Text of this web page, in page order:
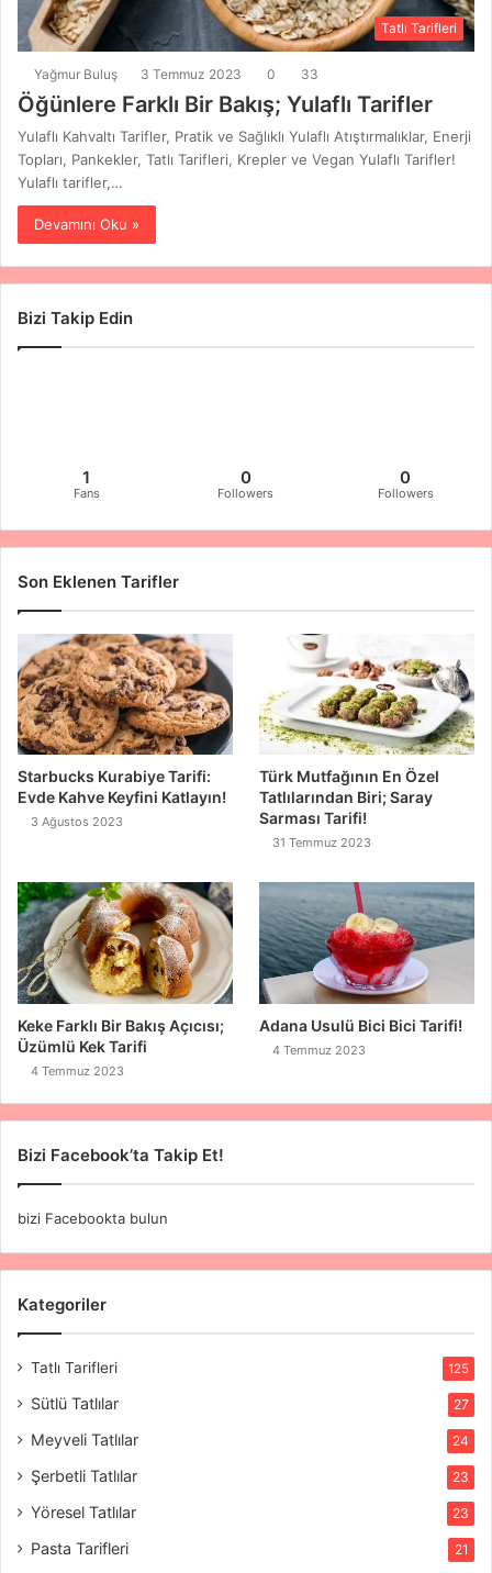
Tatlı Tarifleri
Yağmur Buluş 3 Temmuz 2023 0 33
Öğünlere Farklı Bir Bakış; Yulaflı Tarifler
Yulaflı Kahvaltı Tarifler, Pratik ve Sağlıklı Yulaflı Atıştırmalıklar, Enerji
Topları, Pankekler, Tatlı Tarifleri, Krepler ve Vegan Yulaflı Tarifler!
Yulaflı tarifler,…
Devamını Oku »
Bizi Takip Edin
1
Fans
0
Followers
0
Followers
Son Eklenen Tarifler
Starbucks Kurabiye Tarifi:
Evde Kahve Keyfini Katlayın!
3 Ağustos 2023
Türk Mutfağının En Özel
Tatlılarından Biri; Saray
Sarması Tarifi!
31 Temmuz 2023
Keke Farklı Bir Bakış Açıcısı;
Üzümlü Kek Tarifi
4 Temmuz 2023
Adana Usulü Bici Bici Tarifi!
4 Temmuz 2023
Bizi Facebook’ta Takip Et!
bizi Facebookta bulun
Kategoriler
Tatlı Tarifleri 125
Sütlü Tatlılar 27
Meyveli Tatlılar 24
Şerbetli Tatlılar 23
Yöresel Tatlılar 23
Pasta Tarifleri 21